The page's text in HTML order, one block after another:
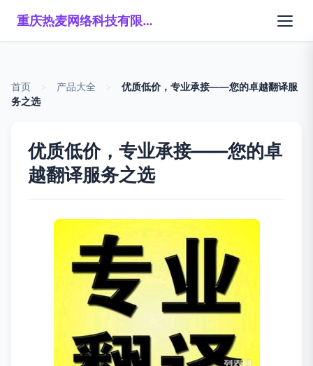
重庆热麦网络科技有限公司
首页 产品大全
优质低价，专业承接——您的卓越翻译服
务之选
优质低价，专业承接——您的卓
越翻译服务之选